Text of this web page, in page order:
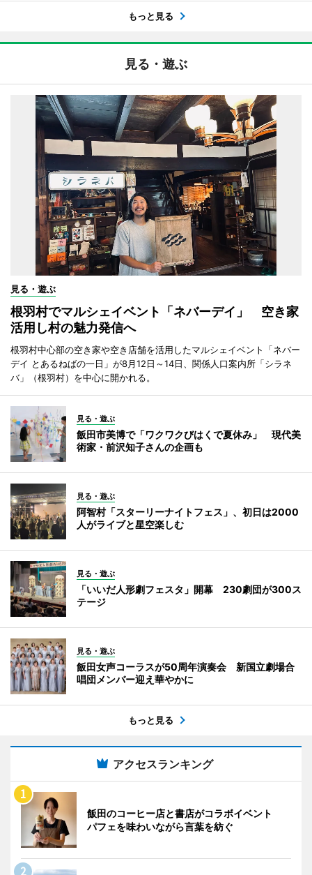
もっと見る
見る・遊ぶ
見る・遊ぶ
根羽村でマルシェイベント「ネバーデイ」 空き家
活用し村の魅力発信へ
根羽村中心部の空き家や空き店舗を活用したマルシェイベント「ネバー
デイ とあるねばの一日」が8月12日～14日、関係人口案内所「シラネ
バ」（根羽村）を中心に開かれる。
見る・遊ぶ
飯田市美博で「ワクワクびはくで夏休み」 現代美
術家・前沢知子さんの企画も
見る・遊ぶ
阿智村「スターリーナイトフェス」、初日は2000
人がライブと星空楽しむ
見る・遊ぶ
「いいだ人形劇フェスタ」開幕 230劇団が300ス
テージ
見る・遊ぶ
飯田女声コーラスが50周年演奏会 新国立劇場合
唱団メンバー迎え華やかに
もっと見る
アクセスランキング
飯田のコーヒー店と書店がコラボイベント
パフェを味わいながら言葉を紡ぐ